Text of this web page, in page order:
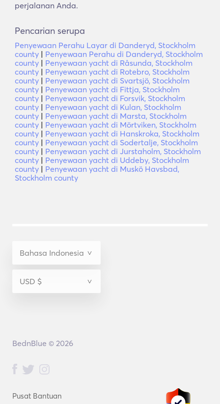
perjalanan Anda.
Pencarian serupa
Penyewaan Perahu Layar di Danderyd, Stockholm
county | Penyewaan Perahu di Danderyd, Stockholm
county | Penyewaan yacht di Råsunda, Stockholm
county | Penyewaan yacht di Rotebro, Stockholm
county | Penyewaan yacht di Svartsjö, Stockholm
county | Penyewaan yacht di Fittja, Stockholm
county | Penyewaan yacht di Forsvik, Stockholm
county | Penyewaan yacht di Kulan, Stockholm
county | Penyewaan yacht di Marsta, Stockholm
county | Penyewaan yacht di Mörtviken, Stockholm
county | Penyewaan yacht di Hanskroka, Stockholm
county | Penyewaan yacht di Sodertalje, Stockholm
county | Penyewaan yacht di Jurstaholm, Stockholm
county | Penyewaan yacht di Uddeby, Stockholm
county | Penyewaan yacht di Muskö Havsbad,
Stockholm county
Pusat Bantuan
BednBlue © 2026